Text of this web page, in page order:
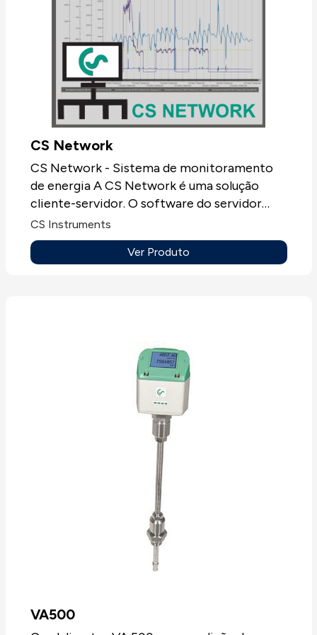
CS Network
CS Network - Sistema de monitoramento
de energia A CS Network é uma solução
cliente-servidor. O software do servidor
recolhe automaticamente os valores
medidos de todos os registradores gráficos
como DS400 ou DS500 e sensores
de avaliação (cliente) em qualquer número
de estações de trabalho. Visualisar dados em
tempo real em painéis individuais Relatórios
automáticos de consumo: Semanal, mensal,
anual Alarme automático por e-mail se o
valor limite for excedido ou não for atingido
CS Instruments
Ver Produto
VA500